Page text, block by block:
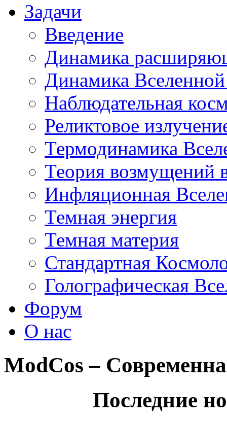
Задачи
Введение
Динамика
Динамика
Наблюдательная
Реликтовое
Термодинамика
Теория возмущений
Инфляционная
Темная энергия
Темная материя
Стандартная
Голографическая
Форум
О нас
ModCos –
Последние